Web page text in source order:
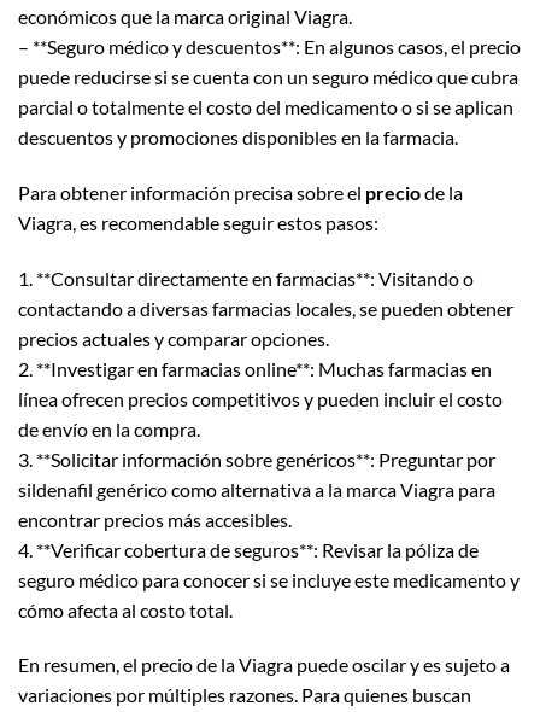
económicos que la marca original Viagra.
– **Seguro médico y descuentos**: En algunos casos, el precio
puede reducirse si se cuenta con un seguro médico que cubra
parcial o totalmente el costo del medicamento o si se aplican
descuentos y promociones disponibles en la farmacia.
Para obtener información precisa sobre el preciode la
Viagra, es recomendable seguir estos pasos:
1. **Consultar directamente en farmacias**: Visitando o
contactando a diversas farmacias locales, se pueden obtener
precios actuales y comparar opciones.
2. **Investigar en farmacias online**: Muchas farmacias en
línea ofrecen precios competitivos y pueden incluir el costo
de envío en la compra.
3. **Solicitar información sobre genéricos**: Preguntar por
sildenafil genérico como alternativa a la marca Viagra para
encontrar precios más accesibles.
4. **Verificar cobertura de seguros**: Revisar la póliza de
seguro médico para conocer si se incluye este medicamento y
cómo afecta al costo total.
En resumen, el precio de la Viagra puede oscilar y es sujeto a
variaciones por múltiples razones. Para quienes buscan